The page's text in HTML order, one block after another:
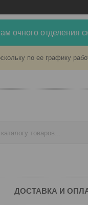
очного отделения
по ее графику
ДОСТАВКА И